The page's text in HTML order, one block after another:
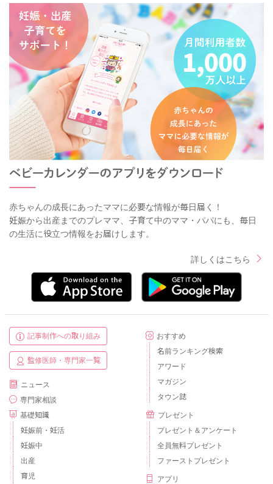
赤ちゃんの成長にあったママに必要な情報が毎日届く！
妊娠から出産までのプレママ、子育て中のママ・パパにも、毎日
の生活に役立つ情報をお届けします。
詳しくはこちら
記事制作への取り組み
監修医師・専門家一覧
ニュース
専門家相談
基礎知識
妊娠前・妊活
妊娠中
出産
育児
おすすめ
名前ランキング検索
アワード
マガジン
タウン誌
プレゼント
プレゼント＆アンケート
全員無料プレゼント
ファーストプレゼント
アプリ